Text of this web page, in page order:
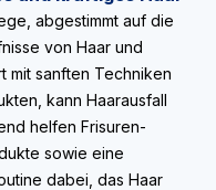
abgestimmt auf die
von Haar und
mit sanften Techniken
kann Haarausfall
helfen Frisuren-
sowie eine
dabei, das Haar